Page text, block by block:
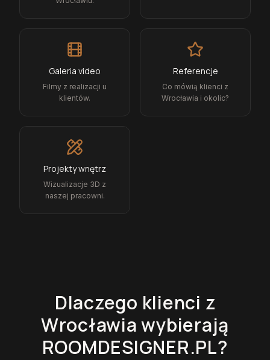
Galeria video
Filmy z realizacji u
klientów.
Referencje
Co mówią klienci z
Wrocławia i okolic?
Projekty wnętrz
Wizualizacje 3D z
naszej pracowni.
Dlaczego klienci z
Wrocławiawybierają
ROOMDESIGNER.PL?